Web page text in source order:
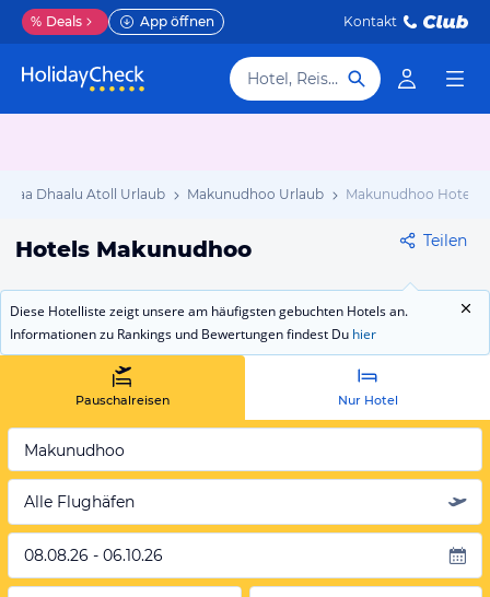
% Deals App öffnen Kontakt
Hotel, Reiseziel
Haa Dhaalu Atoll Urlaub Makunudhoo Urlaub Makunudhoo Hotels
Hotels Makunudhoo Teilen
Diese Hotelliste zeigt unsere am häufigsten gebuchten Hotels an.
Informationen zu Rankings und Bewertungen findest Du hier
Pauschalreisen Nur Hotel
Makunudhoo
Alle Flughäfen
08.08.26 - 06.10.26